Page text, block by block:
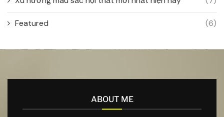
Featured (6)
ABOUT ME